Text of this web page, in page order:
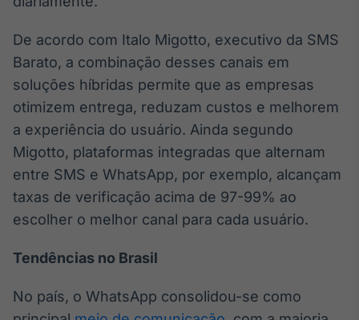
De acordo com Italo Migotto, executivo da SMS
Barato, a combinação desses canais em
soluções híbridas permite que as empresas
otimizem entrega, reduzam custos e melhorem
a experiência do usuário. Ainda segundo
Migotto, plataformas integradas que alternam
entre SMS e WhatsApp, por exemplo, alcançam
taxas de verificação acima de 97-99% ao
escolher o melhor canal para cada usuário.
Tendências no Brasil
No país, o WhatsApp consolidou-se como